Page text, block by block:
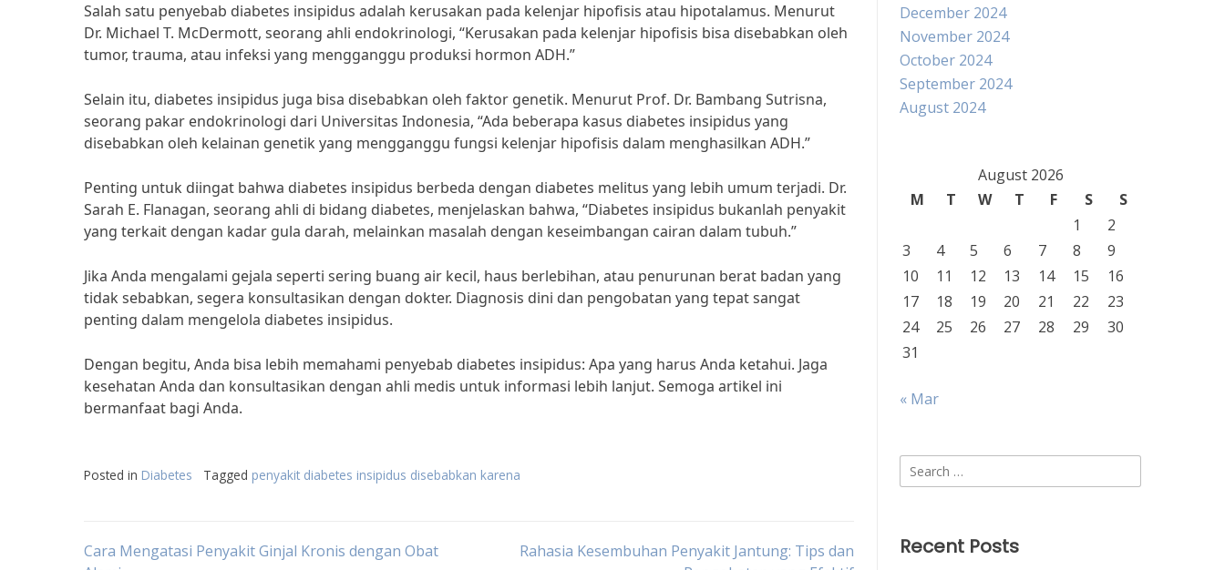
Salah satu penyebab diabetes insipidus adalah kerusakan pada kelenjar hipofisis atau hipotalamus. Menurut
Dr. Michael T. McDermott, seorang ahli endokrinologi, “Kerusakan pada kelenjar hipofisis bisa disebabkan oleh
tumor, trauma, atau infeksi yang mengganggu produksi hormon ADH.”
Selain itu, diabetes insipidus juga bisa disebabkan oleh faktor genetik. Menurut Prof. Dr. Bambang Sutrisna,
seorang pakar endokrinologi dari Universitas Indonesia, “Ada beberapa kasus diabetes insipidus yang
disebabkan oleh kelainan genetik yang mengganggu fungsi kelenjar hipofisis dalam menghasilkan ADH.”
Penting untuk diingat bahwa diabetes insipidus berbeda dengan diabetes melitus yang lebih umum terjadi. Dr.
Sarah E. Flanagan, seorang ahli di bidang diabetes, menjelaskan bahwa, “Diabetes insipidus bukanlah penyakit
yang terkait dengan kadar gula darah, melainkan masalah dengan keseimbangan cairan dalam tubuh.”
Jika Anda mengalami gejala seperti sering buang air kecil, haus berlebihan, atau penurunan berat badan yang
tidak sebabkan, segera konsultasikan dengan dokter. Diagnosis dini dan pengobatan yang tepat sangat
penting dalam mengelola diabetes insipidus.
Dengan begitu, Anda bisa lebih memahami penyebab diabetes insipidus: Apa yang harus Anda ketahui. Jaga
kesehatan Anda dan konsultasikan dengan ahli medis untuk informasi lebih lanjut. Semoga artikel ini
bermanfaat bagi Anda.
Posted in Diabetes Tagged penyakit diabetes insipidus disebabkan karena
Post
Cara Mengatasi Penyakit Ginjal Kronis dengan Obat
Rahasia Kesembuhan Penyakit Jantung: Tips dan
December 2024
November 2024
October 2024
September 2024
August 2024
August 2026
M
T W T F S
S
1
2
3
4 5 6 7 8
9
10
11 12 13 14 15
16
17
18 19 20 21 22
23
24
25 26 27 28 29
30
31
« Mar
Search
for:
Recent Posts